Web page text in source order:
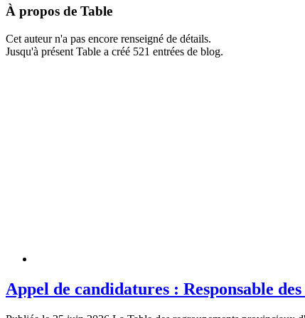
À propos de Table
Cet auteur n'a pas encore renseigné de détails.
Jusqu'à présent Table a créé 521 entrées de blog.
Appel de candidatures : Responsable